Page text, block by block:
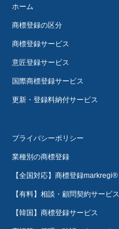
ホーム
商標登録の区分
商標登録サービス
意匠登録サービス
国際商標登録サービス
更新・登録料納付サービス
プライバシーポリシー
業種別の商標登録
【全国対応】商標登録markregi®
【有料】相談・顧問契約サービス
【韓国】商標登録サービス